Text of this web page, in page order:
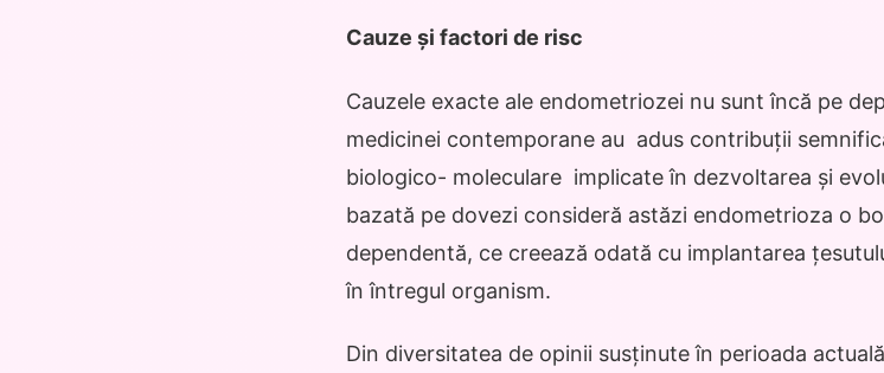
Cauze și factori de risc
Cauzele exacte ale endometriozei nu sunt încă pe
medicinei contemporane au adus contribuții
biologico- moleculare implicate în dezvoltarea și
bazată pe dovezi consideră astăzi endometrioza o
dependentă, ce creează odată cu implantarea
în întregul organism.
Din diversitatea de opinii susținute în perioada